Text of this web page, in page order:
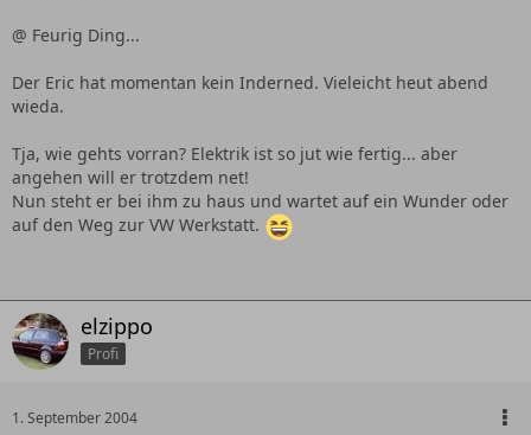
@ Feurig Ding...
Der Eric hat momentan kein Inderned. Vieleicht heut abend
wieda.
Tja, wie gehts vorran? Elektrik ist so jut wie fertig... aber
angehen will er trotzdem net!
Nun steht er bei ihm zu haus und wartet auf ein Wunder oder
auf den Weg zur VW Werkstatt.
elzippo
Profi
1. September 2004